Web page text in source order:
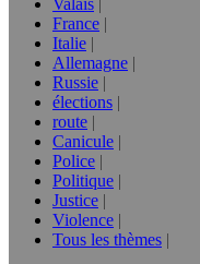
Valais
France
Italie
Allemagne
Russie
élections
route
Canicule
Police
Politique
Justice
Violence
Tous les thèmes